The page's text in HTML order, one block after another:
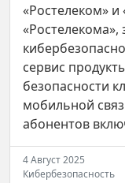
«Ростелеком»
сервис
безопасности
мобильной
абонентов
4 Август 2025
Кибербезопасность